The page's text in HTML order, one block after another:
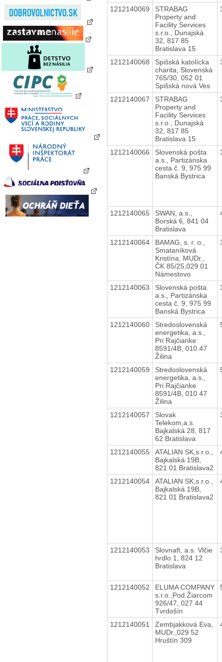
1212140069
STRABAG
Property and
Facility Services
s.r.o., Dunajská
32, 817 85
Bratislava 15
1212140068
Spišská katolícka
charita, Slovenská
765/30, 052 01
Spišská nová Ves
1212140067
STRABAG
Property and
Facility Services
s.r.o., Dunajská
32, 817 85
Bratislava 15
1212140066
Slovenská pošta
a.s., Partizánska
cesta č. 9, 975 99
Banská Bystrica
1212140065
SWAN, a.s.,
Borská 6, 841 04
Bratislava
1212140064
BAMAG, s. r. o.,
Smataníková
Kristína, MUDr.,
ČK 85/25,029 01
Námestovo
1212140063
Slovenská pošta
a.s., Partizánska
cesta č. 9, 975 99
Banská Bystrica
1212140060
Stredoslovenská
energetika, a.s.,
Pri Rajčianke
8591/4B, 010 47
Žilina
1212140059
Stredoslovenská
energetika, a.s.,
Pri Rajčianke
8591/4B, 010 47
Žilina
1212140057
Slovak
Telekom,a.s.
Bajkalská 28, 817
62 Bratislava
1212140055
ATALIAN SK,s.r.o.,
Bajkalská 19B,
821 01 Bratislava2
1212140054
ATALIAN SK,s.r.o.,
Bajkalská 19B,
821 01 Bratislava2
1212140053
Slovnaft, a.s. Vlčie
hrdlo 1, 824 12
Bratislava
1212140052
ELUMA COMPANY
s.r.o.,Pod Žiarcom
926/47, 027 44
Tvrdošín
1212140051
Zembjakková Eva,
MUDr.,029 52
Hruštín 309